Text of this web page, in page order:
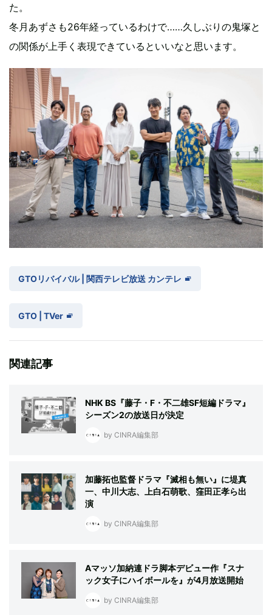
た。
冬月あずさも26年経っているわけで……久しぶりの鬼塚と
の関係が上手く表現できているといいなと思います。
GTOリバイバル | 関西テレビ放送 カンテレ
GTO | TVer
関連記事
NHK BS『藤子・F・不二雄SF短編ドラマ』
シーズン2の放送日が決定
by CINRA編集部
加藤拓也監督ドラマ『滅相も無い』に堤真
一、中川大志、上白石萌歌、窪田正孝ら出
演
by CINRA編集部
Aマッソ加納連ドラ脚本デビュー作『スナ
ック女子にハイボールを』が4月放送開始
by CINRA編集部